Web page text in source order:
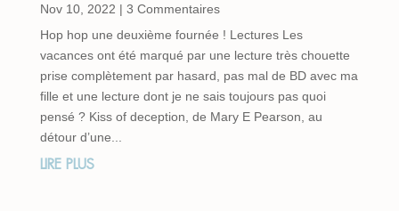
Nov 10, 2022 | 3 Commentaires
Hop hop une deuxième fournée ! Lectures Les
vacances ont été marqué par une lecture très chouette
prise complètement par hasard, pas mal de BD avec ma
fille et une lecture dont je ne sais toujours pas quoi
pensé ? Kiss of deception, de Mary E Pearson, au
détour d’une...
LIRE PLUS